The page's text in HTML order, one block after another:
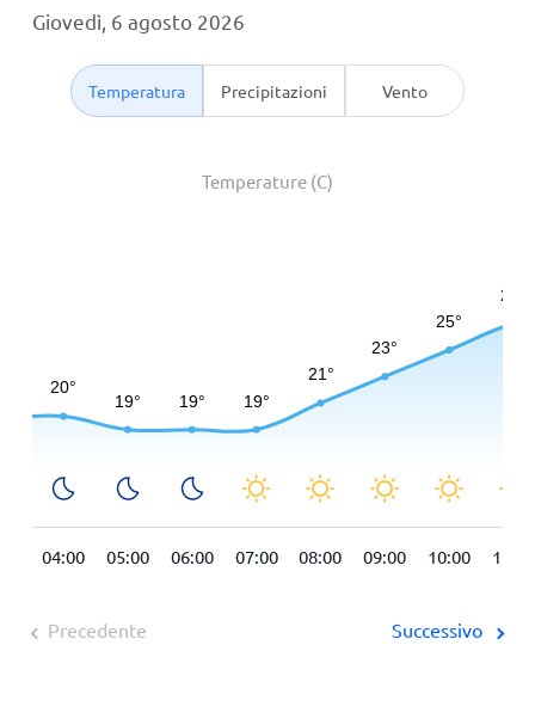
Giovedì, 6 agosto 2026
Temperatura Precipitazioni Vento
Temperature (C)
04:00 05:00 06:00 07:00 08:00 09:00 10:00 11:00
Precedente Successivo